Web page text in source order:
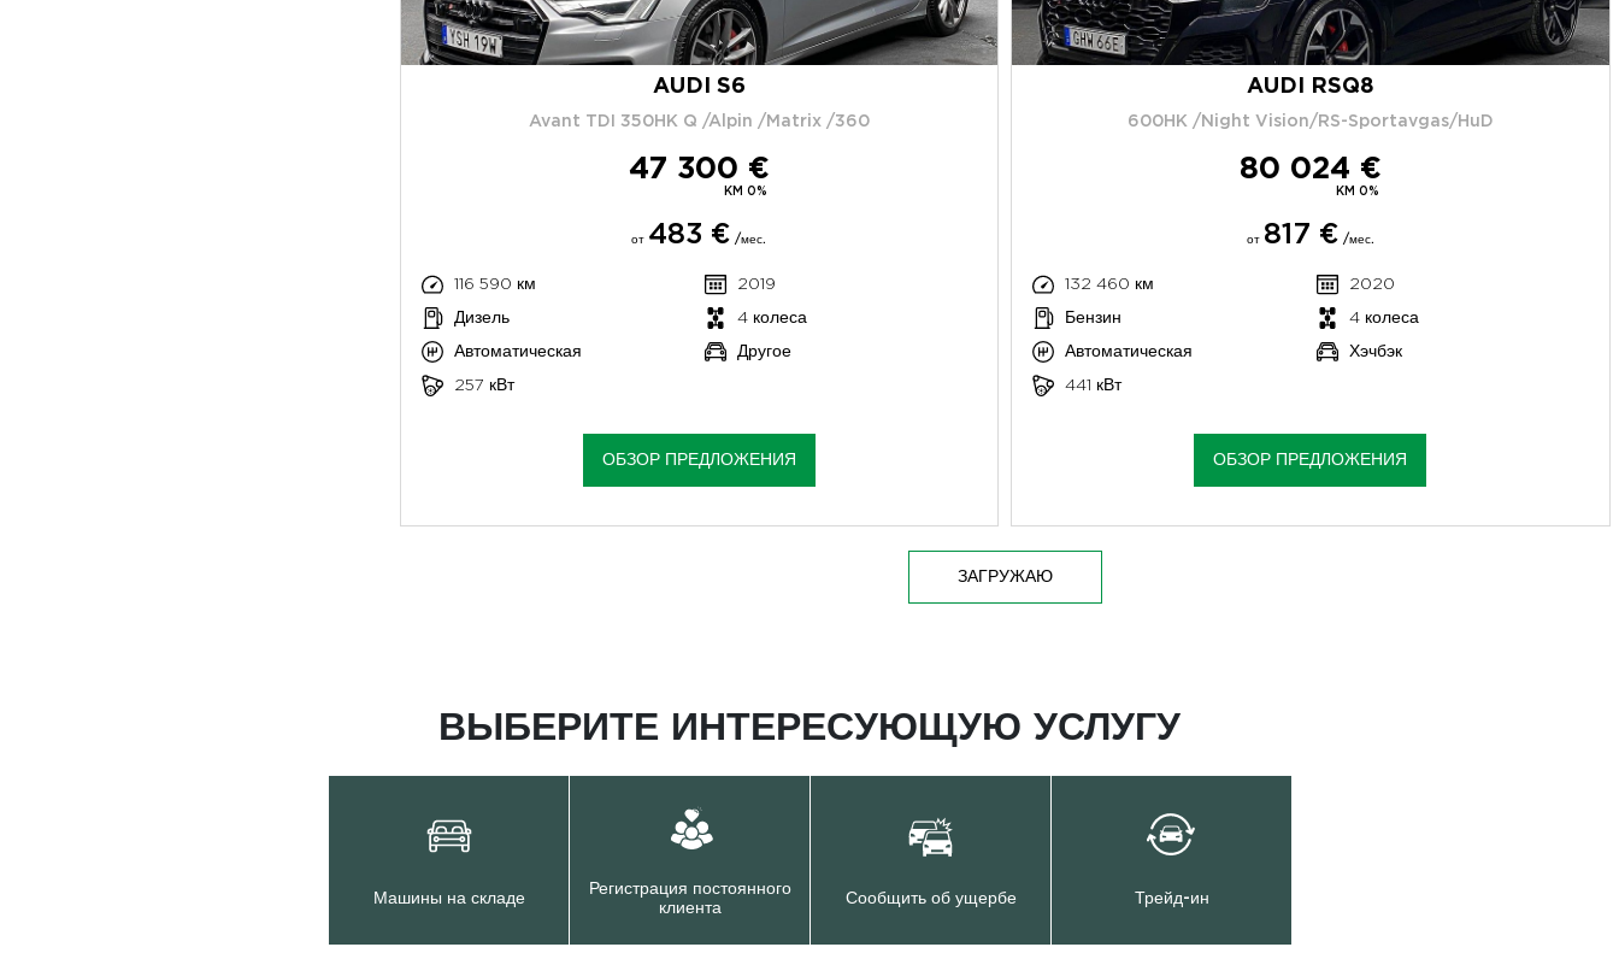
AUDI S6
Avant TDI 350HK Q /Alpin /Matrix /360
47 300 €
KM 0%
от 483 € /мес.
116 590 км
2019
Дизель
4 колеса
Автоматическая
Другое
257 кВт
ОБЗОР ПРЕДЛОЖЕНИЯ
AUDI RSQ8
600HK /Night Vision/RS-Sportavgas/HuD
80 024 €
KM 0%
от 817 € /мес.
132 460 км
2020
Бензин
4 колеса
Автоматическая
Хэчбэк
441 кВт
ОБЗОР ПРЕДЛОЖЕНИЯ
ЗАГРУЖАЮ
ВЫБЕРИТЕ ИНТЕРЕСУЮЩУЮ УСЛУГУ
Машины на складе
Регистрация постоянного
клиента
Сообщить об ущербе Трейд-ин